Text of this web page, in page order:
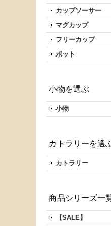
カップソーサー
マグカップ
フリーカップ
ポット
小物を選ぶ
小物
カトラリーを選
カトラリー
商品シリーズ一
【SALE】